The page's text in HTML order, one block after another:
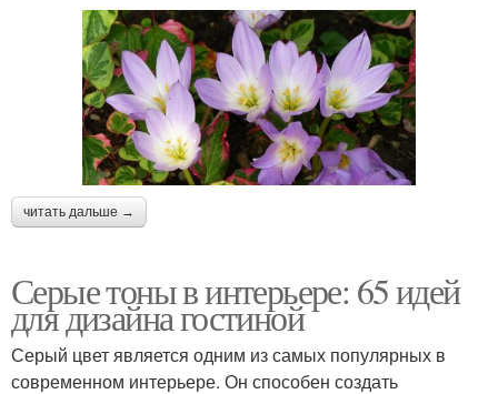
читать дальше →
Серые тоны в интерьере: 65 идей
для дизайна гостиной
Серый цвет является одним из самых популярных в
современном интерьере. Он способен создать